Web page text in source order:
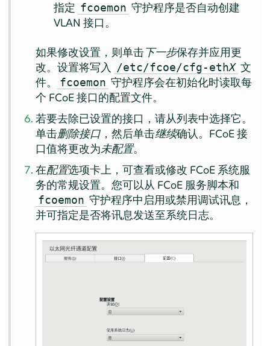
指定 fcoemon 守护程序是否自动创建
VLAN 接口。
如果修改设置，则单击下一步保存并应用更
改。设置将写入
/etc/fcoe/cfg-ethX 文
件。
fcoemon 守护程序会在初始化时读取每
个 FCoE 接口的配置文件。
若要去除已设置的接口，请从列表中选择它。
单击删除接口 ，然后单击继续确认。FCoE 接
口值将更改为未配置。
在配置选项卡上，可查看或修改 FCoE 系统服
务的常规设置。您可以从 FCoE 服务脚本和
fcoemon 守护程序中启用或禁用调试讯息，
并可指定是否将讯息发送至系统日志。